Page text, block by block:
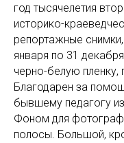
год тысячелетия
историко-
репортажные
января по 31
черно-белую пленку,
Благодарен за
бывшему педагогу
Фоном для
полосы. Большой,